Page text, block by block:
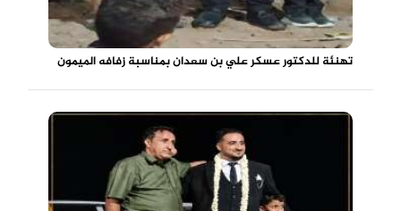
تهنئة للدكتور عسكر علي بن سعدان بمناسبة زفافه الميمون